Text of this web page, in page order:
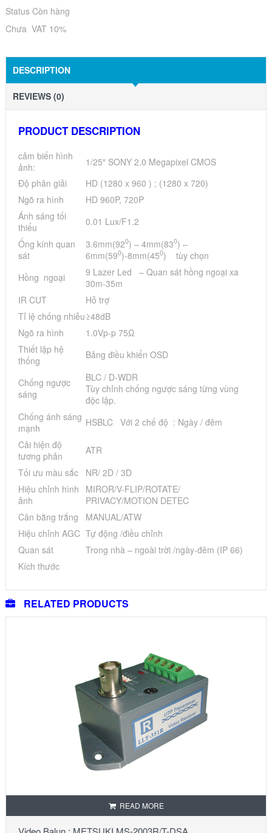
Status Còn hàng
Chưa VAT 10%
DESCRIPTION
REVIEWS (0)
PRODUCT DESCRIPTION
cảm biến hình
ảnh:
1/25″ SONY 2.0 Megapixel CMOS
Độ phân giải
HD (1280 x 960 ) ; (1280 x 720)
Ngõ ra hình
HD 960P, 720P
Ánh sáng tối
thiểu
0.01 Lux/F1.2
Ống kính quan
sát
3.6mm(920) – 4mm(830) –
6mm(590)-8mm(450) tùy chọn
Hồng ngoại
9 Lazer Led – Quan sát hồng ngoại xa
30m-35m
IR CUT
Hỗ trợ
Tỉ lệ chống nhiễu ≥48dB
Ngõ ra hình
1.0Vp-p 75Ω
Thiết lập hệ
thống
Bảng điều khiển OSD
Chống ngược
sáng
BLC / D-WDR
Tùy chỉnh chống ngược sáng từng vùng
độc lập.
Chống ánh sáng
mạnh
HSBLC Với 2 chế độ : Ngày / đêm
Cải hiện độ
tương phản
ATR
Tối ưu màu sắc
NR/ 2D / 3D
Hiệu chỉnh hình
ảnh
MIROR/V-FLIP/ROTATE/
PRIVACY/MOTION DETEC
Cân bằng trắng
MANUAL/ATW
Hiệu chỉnh AGC Tự động /điều chỉnh
Quan sát
Trong nhà – ngoài trời /ngày-đêm (IP 66)
Kích thước
RELATED PRODUCTS
READ MORE